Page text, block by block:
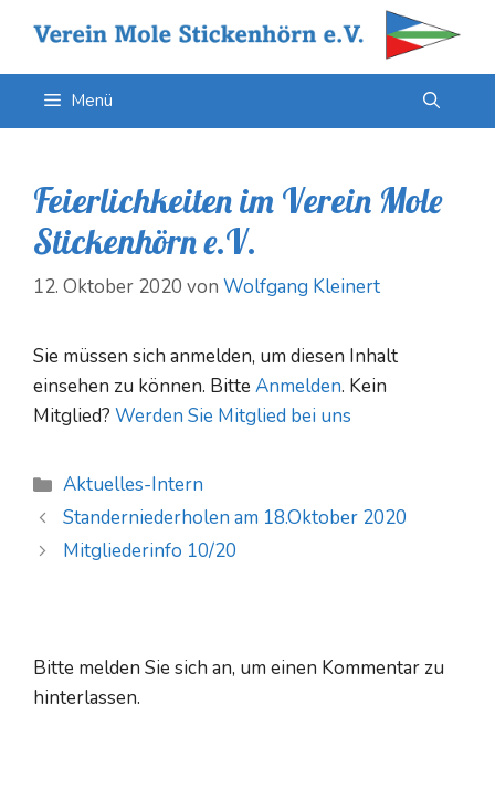
Inhalt
springen
Menü
Feierlichkeiten im Verein Mole
Stickenhörn e.V.
12. Oktober 2020 von Wolfgang Kleinert
Sie müssen sich anmelden, um diesen Inhalt
einsehen zu können. Bitte Anmelden. Kein
Mitglied? Werden Sie Mitglied bei uns
Kategorien
Aktuelles-Intern
Standerniederholen am 18.Oktober 2020
Mitgliederinfo 10/20
Bitte melden Sie sich an, um einen Kommentar zu
hinterlassen.